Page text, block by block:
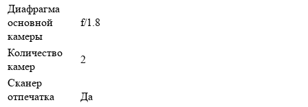
Диафрагма
основной
камеры
f/1.8
Количество
камер
2
Сканер
отпечатка
Да